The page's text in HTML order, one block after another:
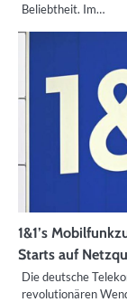
Beliebtheit. Im…
1&1’s
Starts auf
Die deutsche
revolutionären